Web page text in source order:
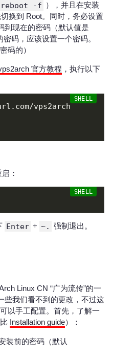
-f ），并且在安装
换到 Root。同时，务必设置
到现在的密码（默认值是
码，应该设置一个密码。
码的）
官方教程 ，执行以下
：
Enter + ~. 强制退出。
Linux CN “广为流传”的一
些我们看不到的更改，不过这
以手工配置。首先，了解一
Installation guide）：
前的密码（默认